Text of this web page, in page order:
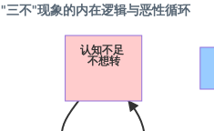
"三不"现象的内在逻辑与恶性循环
认知不足
不想转